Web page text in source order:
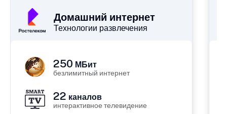
Домашний интернет
Технологии развлечения
250 МБит
безлимитный интернет
22 каналов
интерактивное телевидение